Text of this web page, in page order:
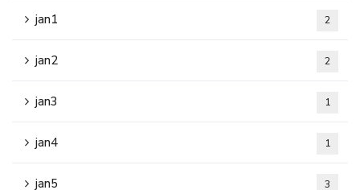
jan1 2
jan2 2
jan3 1
jan4 1
jan5 3